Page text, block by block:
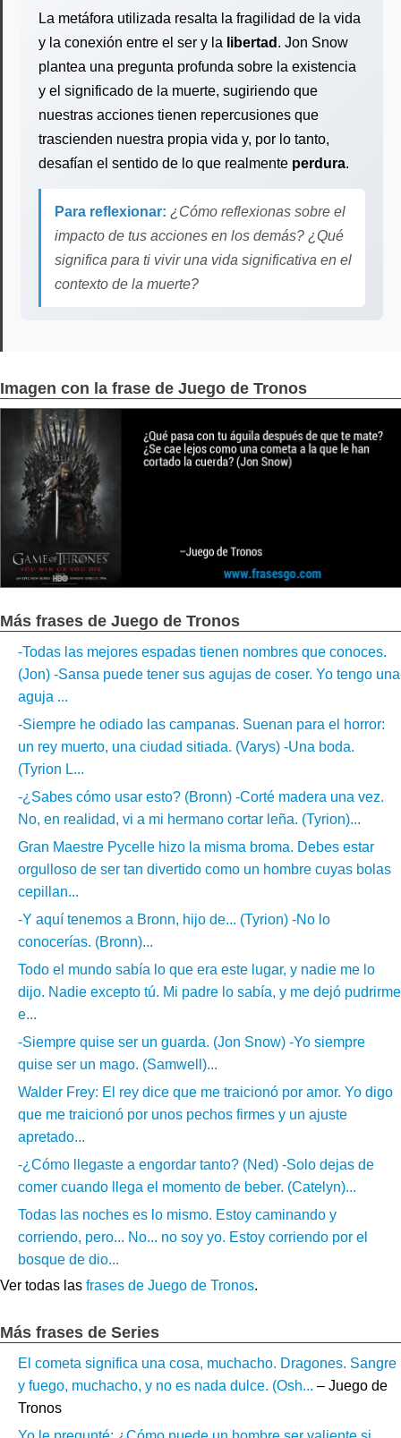
La metáfora utilizada resalta la fragilidad de la vida
y la conexión entre el ser y la libertad . Jon Snow
plantea una pregunta profunda sobre la existencia
y el significado de la muerte, sugiriendo que
nuestras acciones tienen repercusiones que
trascienden nuestra propia vida y, por lo tanto,
desafían el sentido de lo que realmente perdura.
Para reflexionar: ¿Cómo reflexionas sobre el
impacto de tus acciones en los demás? ¿Qué
significa para ti vivir una vida significativa en el
contexto de la muerte?
Imagen con la frase de Juego de Tronos
Más frases de Juego de Tronos
-Todas las mejores espadas tienen nombres que conoces.
(Jon) -Sansa puede tener sus agujas de coser. Yo tengo una
aguja ...
-Siempre he odiado las campanas. Suenan para el horror:
un rey muerto, una ciudad sitiada. (Varys) -Una boda.
(Tyrion L...
-¿Sabes cómo usar esto? (Bronn) -Corté madera una vez.
No, en realidad, vi a mi hermano cortar leña. (Tyrion)...
Gran Maestre Pycelle hizo la misma broma. Debes estar
orgulloso de ser tan divertido como un hombre cuyas bolas
cepillan...
-Y aquí tenemos a Bronn, hijo de... (Tyrion) -No lo
conocerías. (Bronn)...
Todo el mundo sabía lo que era este lugar, y nadie me lo
dijo. Nadie excepto tú. Mi padre lo sabía, y me dejó pudrirme
e...
-Siempre quise ser un guarda. (Jon Snow) -Yo siempre
quise ser un mago. (Samwell)...
Walder Frey: El rey dice que me traicionó por amor. Yo digo
que me traicionó por unos pechos firmes y un ajuste
apretado...
-¿Cómo llegaste a engordar tanto? (Ned) -Solo dejas de
comer cuando llega el momento de beber. (Catelyn)...
Todas las noches es lo mismo. Estoy caminando y
corriendo, pero... No... no soy yo. Estoy corriendo por el
bosque de dio...
Ver todas las frases de Juego de Tronos.
Más frases de Series
El cometa significa una cosa, muchacho. Dragones. Sangre
y fuego, muchacho, y no es nada dulce. (Osh... – Juego de
Tronos